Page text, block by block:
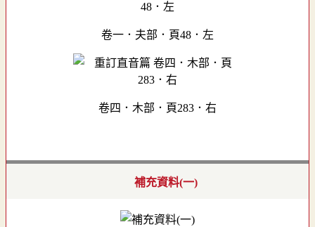
卷一．夫部．頁48．左
卷四．木部．頁283．右
補充資料(一)